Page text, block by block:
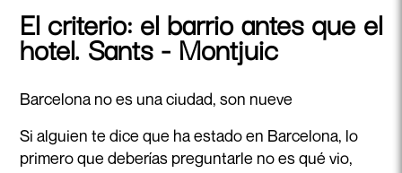
El criterio: el barrio antes que el
hotel. Sants - Montjuic
Barcelona no es una ciudad, son nueve
Si alguien te dice que ha estado en Barcelona, lo
primero que deberías preguntarle no es qué vio,